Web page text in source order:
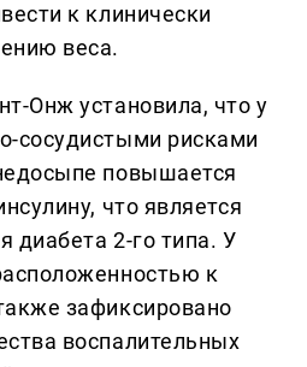
к клинически
веса.
Онж установила, что у
сосудистыми рисками
повышается
что является
диабета 2-го типа. У
к
зафиксировано
воспалительных